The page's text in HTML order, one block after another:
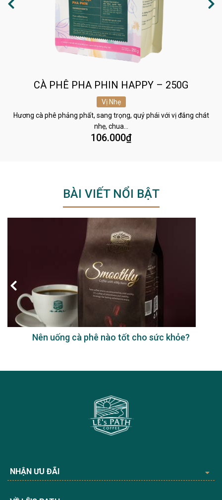
CÀ PHÊ PHA PHIN HAPPY – 250G
Vị Nhẹ
Hương cà phê phảng phất, sang trọng, quý phái với vị đắng chát
nhẹ, chua…
106.000₫
BÀI VIẾT NỔI BẬT
Nên uống cà phê nào tốt cho sức khỏe?
NHẬN ƯU ĐÃI